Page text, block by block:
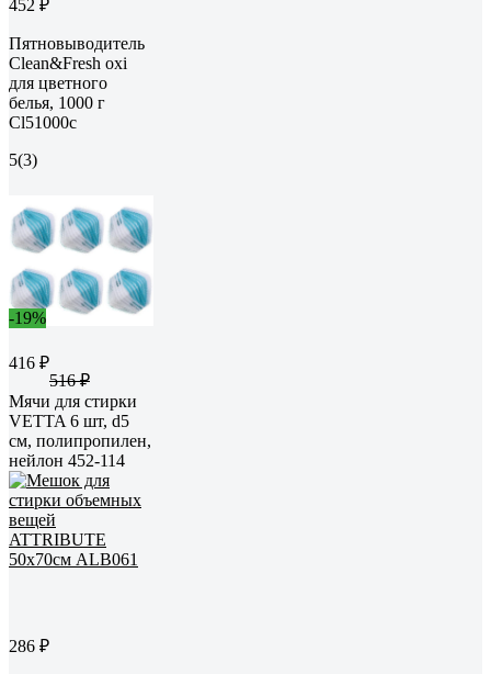
452 ₽
Пятновыводитель
Clean&Fresh oxi
для цветного
белья, 1000 г
Cl51000c
5(3)
-19%
416 ₽
516 ₽
Мячи для стирки
VETTA 6 шт, d5
см, полипропилен,
нейлон 452-114
286 ₽